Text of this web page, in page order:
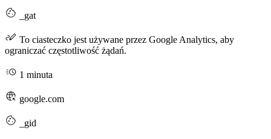
_gat
To ciasteczko jest używane przez Google Analytics, aby
ograniczać częstotliwość żądań.
1 minuta
google.com
_gid